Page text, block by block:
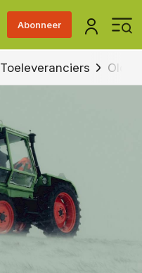
Abonneer
Toeleveranciers Old &